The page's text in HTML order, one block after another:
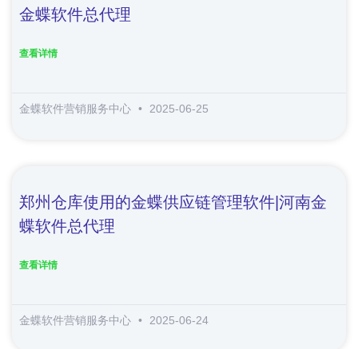
金蝶软件总代理
查看详情
金蝶软件营销服务中心 2025-06-25
郑州仓库使用的金蝶供应链管理软件|河南金
蝶软件总代理
查看详情
金蝶软件营销服务中心 2025-06-24